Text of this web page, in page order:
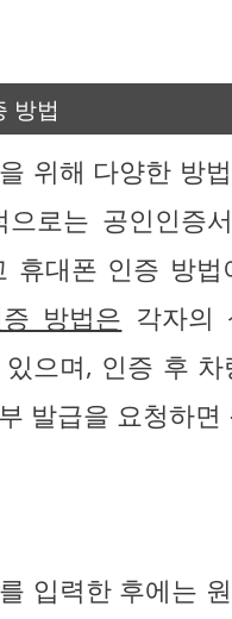
방법
위해 다양한 방
으로는 공인인증
휴대폰 인증 방법
방법은 각자의
으며, 인증 후 차
발급을 요청하면
입력한 후에는